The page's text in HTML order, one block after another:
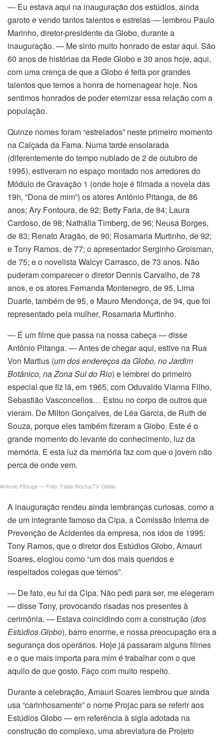
— Eu estava aqui na inauguração dos estúdios, ainda
garoto e vendo tantos talentos e estrelas — lembrou Paulo
Marinho, diretor-presidente da Globo, durante a
inauguração. — Me sinto muito honrado de estar aqui. São
60 anos de histórias da Rede Globo e 30 anos hoje, aqui,
com uma crença de que a Globo é feita por grandes
talentos que temos a honra de homenagear hoje. Nos
sentimos honrados de poder eternizar essa relação com a
população.
Quinze nomes foram “estrelados” neste primeiro momento
na Calçada da Fama. Numa tarde ensolarada
(diferentemente do tempo nublado de 2 de outubro de
1995), estiveram no espaço montado nos arredores do
Módulo de Gravação 1 (onde hoje é filmada a novela das
19h, “Dona de mim”) os atores Antônio Pitanga, de 86
anos; Ary Fontoura, de 92; Betty Faria, de 84; Laura
Cardoso, de 98; Nathália Timberg, de 96; Neusa Borges,
de 83; Renato Aragão, de 90; Rosamaria Murtinho, de 92;
e Tony Ramos, de 77; o apresentador Serginho Groisman,
de 75; e o novelista Walcyr Carrasco, de 73 anos. Não
puderam comparecer o diretor Dennis Carvalho, de 78
anos, e os atores Fernanda Montenegro, de 95, Lima
Duarte, também de 95, e Mauro Mendonça, de 94, que foi
representado pela mulher, Rosamaria Murtinho.
— É um filme que passa na nossa cabeça — disse
Antônio Pitanga. — Antes de chegar aqui, estive na Rua
Von Martius (um dos endereços da Globo, no Jardim
Botânico, na Zona Sul do Rio) e lembrei do primeiro
especial que fiz lá, em 1965, com Oduvaldo Vianna Filho,
Sebastião Vasconcellos… Estou no corpo de outros que
vieram. De Milton Gonçalves, de Léa Garcia, de Ruth de
Souza, porque eles também fizeram a Globo. Este é o
grande momento do levante do conhecimento, luz da
memória. E esta luz da memória faz com que o jovem não
perca de onde vem.
Antonio Pitanga — Foto: Fabio Rocha/TV Globo
A inauguração rendeu ainda lembranças curiosas, como a
de um integrante famoso da Cipa, a Comissão Interna de
Prevenção de Acidentes da empresa, nos idos de 1995:
Tony Ramos, que o diretor dos Estúdios Globo, Amauri
Soares, elogiou como “um dos mais queridos e
respeitados colegas que temos”.
— De fato, eu fui da Cipa. Não pedi para ser, me elegeram
— disse Tony, provocando risadas nos presentes à
cerimônia. — Estava coincidindo com a construção (dos
Estúdios Globo), barro enorme, e nossa preocupação era a
segurança dos operários. Hoje já passaram alguns filmes
e o que mais importa para mim é trabalhar com o que
aquilo de que gosto. Faço com muito respeito.
Durante a celebração, Amauri Soares lembrou que ainda
usa “carinhosamente” o nome Projac para se referir aos
Estúdios Globo — em referência à sigla adotada na
construção do complexo, uma abreviatura de Projeto